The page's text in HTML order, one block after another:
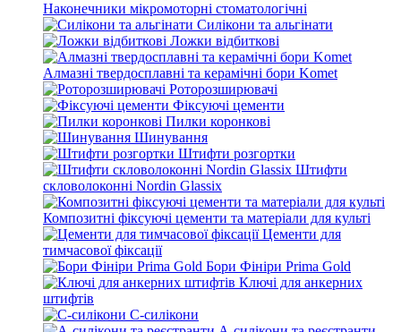
Наконечники мікромоторні стоматологічні
Силікони та альгінати
Ложки відбиткові
Алмазні твердосплавні та керамічні бори Komet
Роторозширювачі
Фіксуючі цементи
Пилки коронкові
Шинування
Штифти розгортки
Штифти
скловолоконні Nordin Glassix
Композитні фіксуючі цементи та матеріали для культі
Цементи для
тимчасової фіксації
Бори Фініри Prima Gold
Ключі для анкерних
штифтів
С-силікони